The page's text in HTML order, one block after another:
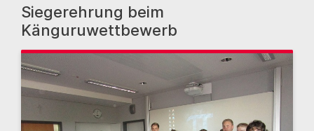
Siegerehrung beim
Känguruwettbewerb